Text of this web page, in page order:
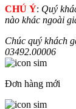
CHÚ Ý: Quý
nào khác ngoài
Chúc quý khách
03492.00006
Đơn hàng mới